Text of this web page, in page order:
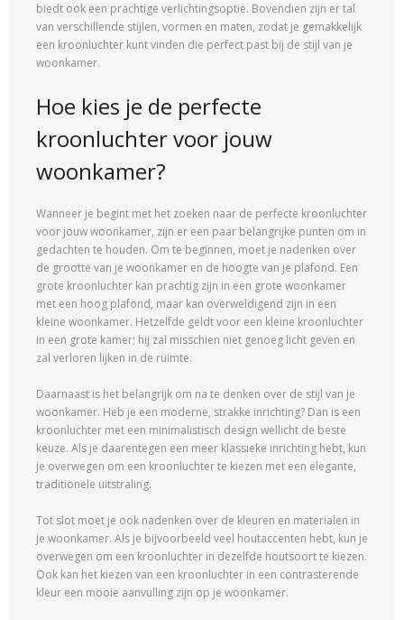
biedt ook een prachtige verlichtingsoptie. Bovendien zijn er tal
van verschillende stijlen, vormen en maten, zodat je gemakkelijk
een kroonluchter kunt vinden die perfect past bij de stijl van je
woonkamer.
Hoe kies je de perfecte
kroonluchter voor jouw
woonkamer?
Wanneer je begint met het zoeken naar de perfecte kroonluchter
voor jouw woonkamer, zijn er een paar belangrijke punten om in
gedachten te houden. Om te beginnen, moet je nadenken over
de grootte van je woonkamer en de hoogte van je plafond. Een
grote kroonluchter kan prachtig zijn in een grote woonkamer
met een hoog plafond, maar kan overweldigend zijn in een
kleine woonkamer. Hetzelfde geldt voor een kleine kroonluchter
in een grote kamer; hij zal misschien niet genoeg licht geven en
zal verloren lijken in de ruimte.
Daarnaast is het belangrijk om na te denken over de stijl van je
woonkamer. Heb je een moderne, strakke inrichting? Dan is een
kroonluchter met een minimalistisch design wellicht de beste
keuze. Als je daarentegen een meer klassieke inrichting hebt, kun
je overwegen om een ​​kroonluchter te kiezen met een elegante,
traditionele uitstraling.
Tot slot moet je ook nadenken over de kleuren en materialen in
je woonkamer. Als je bijvoorbeeld veel houtaccenten hebt, kun je
overwegen om een ​​kroonluchter in dezelfde houtsoort te kiezen.
Ook kan het kiezen van een kroonluchter in een contrasterende
kleur een mooie aanvulling zijn op je woonkamer.